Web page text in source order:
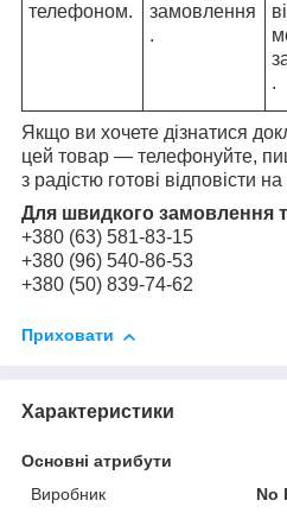
телефоном.
замовлення
.
.
Якщо ви хочете дізнатися
цей товар — телефонуйте,
з радістю готові відповісти
Для швидкого замовлення
+380 (63) 581-83-15
+380 (96) 540-86-53
+380 (50) 839-74-62
Приховати
Характеристики
Основні атрибути
Виробник
No